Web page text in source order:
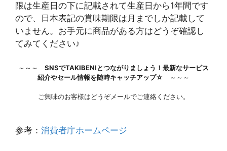
限は生産日の下に記載されて生産日から1年間です
ので、日本表記の賞味期限は月までしか記載して
いません。お手元に商品がある方はどうぞ確認し
てみてください♪
～～～ SNSでTAKIBENIとつながりましょう！最新なサービス
紹介やセール情報を随時キャッチアップ☆
～～～
ご興味のお客様はどうぞメールでご連絡ください。
参考： 消費者庁ホームページ